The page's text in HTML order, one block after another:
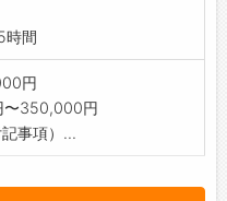
時間
円
〜350,000円
記事項）...